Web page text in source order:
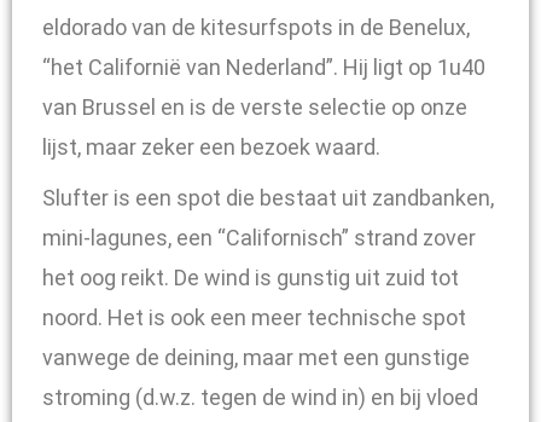
eldorado van de kitesurfspots in de Benelux,
“het Californië van Nederland”. Hij ligt op 1u40
van Brussel en is de verste selectie op onze
lijst, maar zeker een bezoek waard.
Slufter is een spot die bestaat uit zandbanken,
mini-lagunes, een “Californisch” strand zover
het oog reikt. De wind is gunstig uit zuid tot
noord. Het is ook een meer technische spot
vanwege de deining, maar met een gunstige
stroming (d.w.z. tegen de wind in) en bij vloed